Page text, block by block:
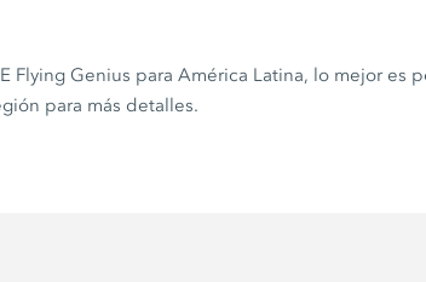
Flying Genius para América Latina, lo mejor es
para más detalles.